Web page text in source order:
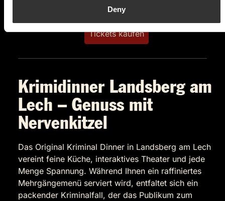
Deny
84,90 €
Tickets kaufen
Krimidinner Landsberg am
Lech – Genuss mit
Nervenkitzel
Das Original Kriminal Dinner in Landsberg am Lech
vereint feine Küche, interaktives Theater und jede
Menge Spannung. Während Ihnen ein raffiniertes
Mehrgängemenü serviert wird, entfaltet sich ein
packender Kriminalfall, der das Publikum zum